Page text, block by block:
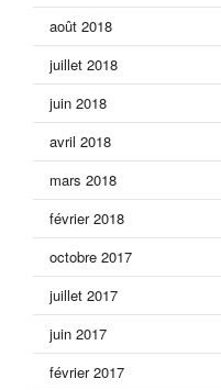
août 2018
juillet 2018
juin 2018
avril 2018
mars 2018
février 2018
octobre 2017
juillet 2017
juin 2017
février 2017